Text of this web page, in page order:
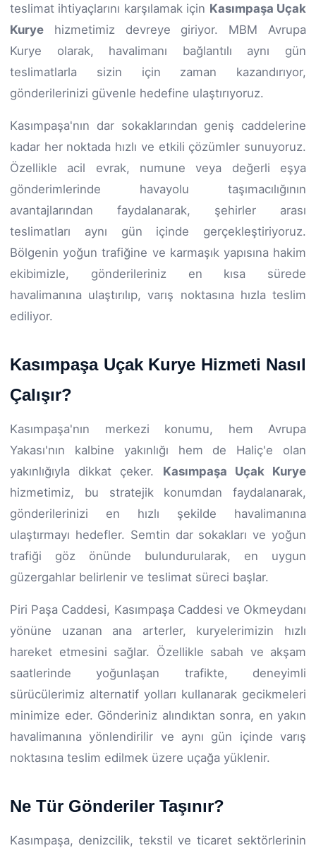
teslimat ihtiyaçlarını karşılamak için Kasımpaşa Uçak
Kurye hizmetimiz devreye giriyor. MBM Avrupa
Kurye olarak, havalimanı bağlantılı aynı gün
teslimatlarla sizin için zaman kazandırıyor,
gönderilerinizi güvenle hedefine ulaştırıyoruz.
Kasımpaşa'nın dar sokaklarından geniş caddelerine
kadar her noktada hızlı ve etkili çözümler sunuyoruz.
Özellikle acil evrak, numune veya değerli eşya
gönderimlerinde havayolu taşımacılığının
avantajlarından faydalanarak, şehirler arası
teslimatları aynı gün içinde gerçekleştiriyoruz.
Bölgenin yoğun trafiğine ve karmaşık yapısına hakim
ekibimizle, gönderileriniz en kısa sürede
havalimanına ulaştırılıp, varış noktasına hızla teslim
ediliyor.
Kasımpaşa Uçak Kurye Hizmeti Nasıl
Çalışır?
Kasımpaşa'nın merkezi konumu, hem Avrupa
Yakası'nın kalbine yakınlığı hem de Haliç'e olan
yakınlığıyla dikkat çeker. Kasımpaşa Uçak Kurye
hizmetimiz, bu stratejik konumdan faydalanarak,
gönderilerinizi en hızlı şekilde havalimanına
ulaştırmayı hedefler. Semtin dar sokakları ve yoğun
trafiği göz önünde bulundurularak, en uygun
güzergahlar belirlenir ve teslimat süreci başlar.
Piri Paşa Caddesi, Kasımpaşa Caddesi ve Okmeydanı
yönüne uzanan ana arterler, kuryelerimizin hızlı
hareket etmesini sağlar. Özellikle sabah ve akşam
saatlerinde yoğunlaşan trafikte, deneyimli
sürücülerimiz alternatif yolları kullanarak gecikmeleri
minimize eder. Gönderiniz alındıktan sonra, en yakın
havalimanına yönlendirilir ve aynı gün içinde varış
noktasına teslim edilmek üzere uçağa yüklenir.
Ne Tür Gönderiler Taşınır?
Kasımpaşa, denizcilik, tekstil ve ticaret sektörlerinin